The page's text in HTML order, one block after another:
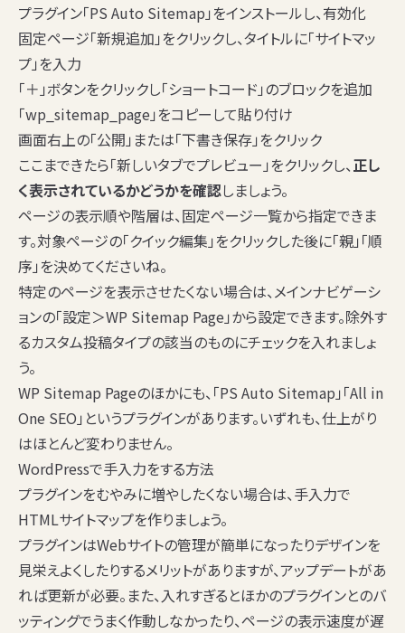
プラグイン「PS Auto Sitemap」をインストールし、有効化
固定ページ「新規追加」をクリックし、タイトルに「サイトマッ
プ」を入力
「＋」ボタンをクリックし「ショートコード」のブロックを追加
「wp_sitemap_page」をコピーして貼り付け
画面右上の「公開」または「下書き保存」をクリック
ここまできたら「新しいタブでプレビュー」をクリックし、正し
く表示されているかどうかを確認しましょう。
ページの表示順や階層は、固定ページ一覧から指定できま
す。対象ページの「クイック編集」をクリックした後に「親」「順
序」を決めてくださいね。
特定のページを表示させたくない場合は、メインナビゲーシ
ョンの「設定＞WP Sitemap Page」から設定できます。除外す
るカスタム投稿タイプの該当のものにチェックを入れましょ
う。
WP Sitemap Pageのほかにも、「PS Auto Sitemap」「All in
One SEO」というプラグインがあります。いずれも、仕上がり
はほとんど変わりません。
WordPressで手入力をする方法
プラグインをむやみに増やしたくない場合は、手入力で
HTMLサイトマップを作りましょう。
プラグインはWebサイトの管理が簡単になったりデザインを
見栄えよくしたりするメリットがありますが、アップデートがあ
れば更新が必要。また、入れすぎるとほかのプラグインとのバ
ッティングでうまく作動しなかったり、ページの表示速度が遅